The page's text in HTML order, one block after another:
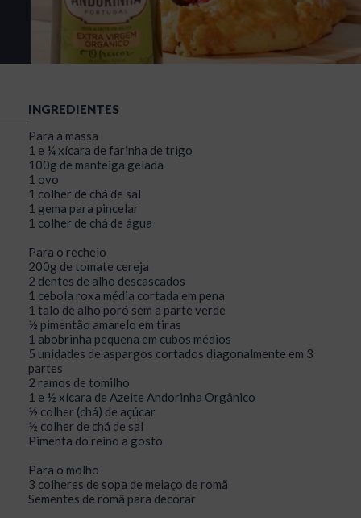
INGREDIENTES
Para a massa
1 e ¼ xícara de farinha de trigo
100g de manteiga gelada
1 ovo
1 colher de chá de sal
1 gema para pincelar
1 colher de chá de água
Para o recheio
200g de tomate cereja
2 dentes de alho descascados
1 cebola roxa média cortada em pena
1 talo de alho poró sem a parte verde
½ pimentão amarelo em tiras
1 abobrinha pequena em cubos médios
5 unidades de aspargos cortados diagonalmente em 3
partes
2 ramos de tomilho
1 e ½ xícara de Azeite Andorinha Orgânico
½ colher (chá) de açúcar
½ colher de chá de sal
Pimenta do reino a gosto
Para o molho
3 colheres de sopa de melaço de romã
Sementes de romã para decorar